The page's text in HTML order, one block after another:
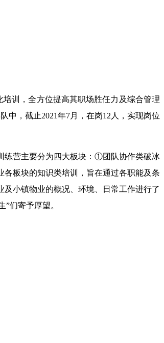
训，全方位提高其职场胜任力及综合管理
中，截止2021年7月，在岗12人，实现岗位
练营主要分为四大板块：①团队协作类破冰
板块的知识类培训，旨在通过各职能及条
小镇物业的概况、环境、日常工作进行了
们寄予厚望。